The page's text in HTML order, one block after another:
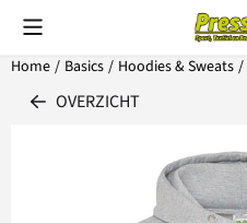
Cookievoorkeuren zijn
Home / Basics / Hoodies & Sweats /
OVERZICHT